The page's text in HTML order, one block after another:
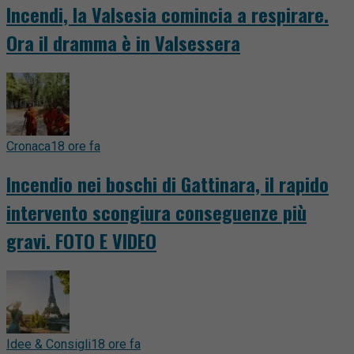
Incendi, la Valsesia comincia a respirare.
Ora il dramma è in Valsessera
Cronaca18 ore fa
Incendio nei boschi di Gattinara, il rapido
intervento scongiura conseguenze più
gravi. FOTO E VIDEO
Idee & Consigli18 ore fa